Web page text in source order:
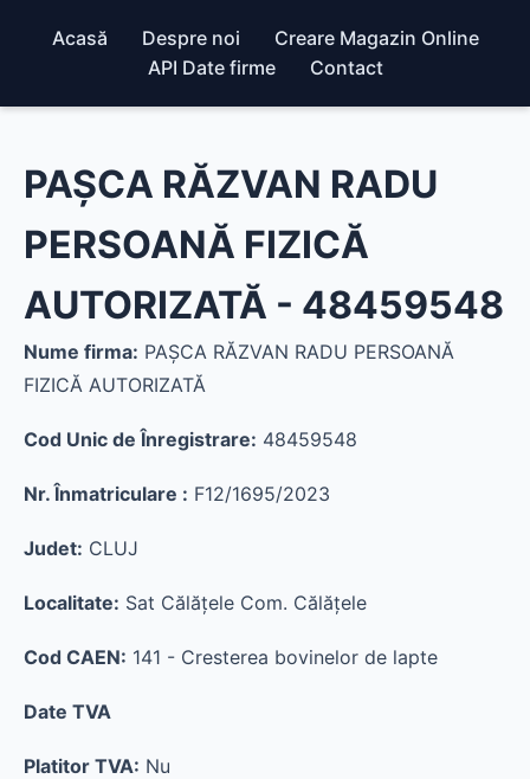
Acasă Despre noi
Creare Magazin Online
API Date firme
Contact
PAŞCA RĂZVAN RADU
PERSOANĂ FIZICĂ
AUTORIZATĂ - 48459548
Nume firma: PAŞCA RĂZVAN RADU PERSOANĂ
FIZICĂ AUTORIZATĂ
Cod Unic de Înregistrare: 48459548
Nr. Înmatriculare : F12/1695/2023
Judet: CLUJ
Localitate: Sat Călăţele Com. Călăţele
Cod CAEN: 141 - Cresterea bovinelor de lapte
Date TVA
Platitor TVA: Nu